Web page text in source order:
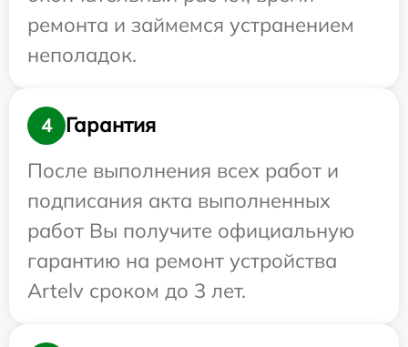
ремонта и займемся устранением
неполадок.
4
Гарантия
После выполнения всех работ и
подписания акта выполненных
работ Вы получите официальную
гарантию на ремонт устройства
Artelv сроком до 3 лет.